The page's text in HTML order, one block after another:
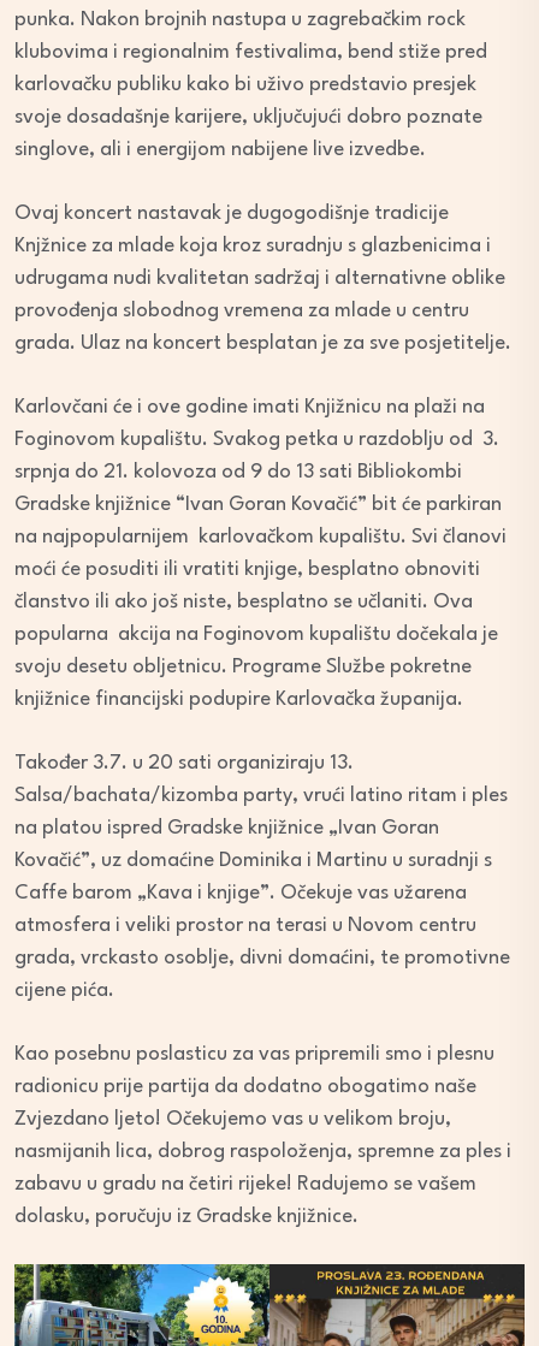
punka. Nakon brojnih nastupa u zagrebačkim rock
klubovima i regionalnim festivalima, bend stiže pred
karlovačku publiku kako bi uživo predstavio presjek
svoje dosadašnje karijere, uključujući dobro poznate
singlove, ali i energijom nabijene live izvedbe.
Ovaj koncert nastavak je dugogodišnje tradicije
Knjžnice za mlade koja kroz suradnju s glazbenicima i
udrugama nudi kvalitetan sadržaj i alternativne oblike
provođenja slobodnog vremena za mlade u centru
grada. Ulaz na koncert besplatan je za sve posjetitelje.
Karlovčani će i ove godine imati Knjižnicu na plaži na
Foginovom kupalištu. Svakog petka u razdoblju od 3.
srpnja do 21. kolovoza od 9 do 13 sati Bibliokombi
Gradske knjižnice “Ivan Goran Kovačić” bit će parkiran
na najpopularnijem karlovačkom kupalištu. Svi članovi
moći će posuditi ili vratiti knjige, besplatno obnoviti
članstvo ili ako još niste, besplatno se učlaniti. Ova
popularna akcija na Foginovom kupalištu dočekala je
svoju desetu obljetnicu. Programe Službe pokretne
knjižnice financijski podupire Karlovačka županija.
Također 3.7. u 20 sati organiziraju 13.
Salsa/bachata/kizomba party, vrući latino ritam i ples
na platou ispred Gradske knjižnice „Ivan Goran
Kovačić”, uz domaćine Dominika i Martinu u suradnji s
Caffe barom „Kava i knjige”. Očekuje vas užarena
atmosfera i veliki prostor na terasi u Novom centru
grada, vrckasto osoblje, divni domaćini, te promotivne
cijene pića.
Kao posebnu poslasticu za vas pripremili smo i plesnu
radionicu prije partija da dodatno obogatimo naše
Zvjezdano ljeto! Očekujemo vas u velikom broju,
nasmijanih lica, dobrog raspoloženja, spremne za ples i
zabavu u gradu na četiri rijeke! Radujemo se vašem
dolasku, poručuju iz Gradske knjižnice.